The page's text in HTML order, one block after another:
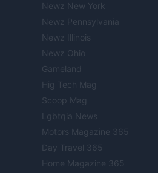
Newz New York
Newz Pennsylvania
Newz Illinois
Newz Ohio
Gameland
Hig Tech Mag
Scoop Mag
Lgbtqia News
Motors Magazine 365
Day Travel 365
Home Magazine 365